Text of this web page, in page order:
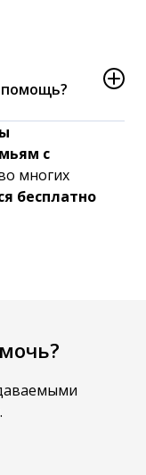
помощь?
с
многих
бесплатно